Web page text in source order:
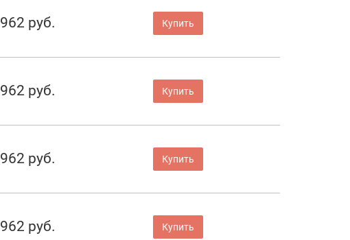
962 руб. Купить
962 руб. Купить
962 руб. Купить
962 руб. Купить